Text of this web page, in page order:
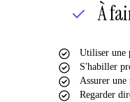
À
Utiliser une
S'habiller
Assurer une
Regarder